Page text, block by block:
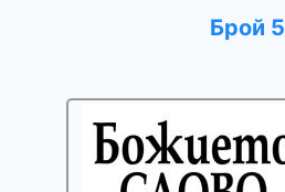
Брой 5